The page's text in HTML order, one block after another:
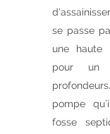
se passe
une haute
pour un
pompe
fosse